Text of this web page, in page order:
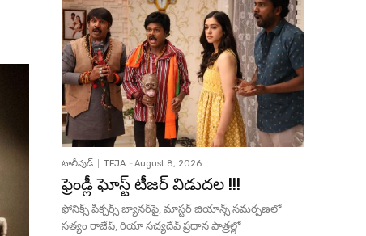
టాలీవుడ్ TFJA - August 8, 2026
ఫ్రెండ్లీ ఘోస్ట్ టీజర్ విడుదల !!!
ఫోనిక్స్ పిక్చర్స్ బ్యానర్‌పై, మాస్టర్ జియాన్స్ సమర్పణలో
సత్యం రాజేష్, రియా సచ్యదేవ్ ప్రధాన పాత్రల్లో